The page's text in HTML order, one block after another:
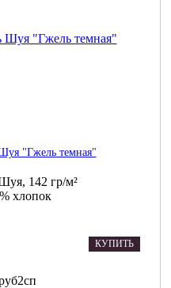
"Гжель темная"
142 гр/м²
хлопок
КУПИТЬ
2сп